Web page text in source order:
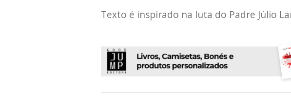
Texto é inspirado na luta do Padre Júlio